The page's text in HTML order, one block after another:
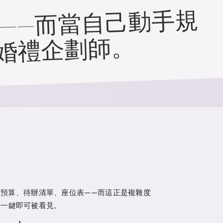
而當自己動手規
企劃師。
算、待辦清單、座位表——而這正是複雜度
鍵即可被看見。